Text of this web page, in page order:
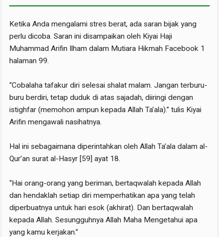
Ketika Anda mengalami stres berat, ada saran bijak yang
perlu dicoba. Saran ini disampaikan oleh Kiyai Haji
Muhammad Arifin Ilham dalam Mutiara Hikmah Facebook 1
halaman 99.
“Cobalaha tafakur diri selesai shalat malam. Jangan terburu-
buru berdiri, tetap duduk di atas sajadah, diiringi dengan
istighfar (memohon ampun kepada Allah Ta’ala).” tulis Kiyai
Arifin mengawali nasihatnya.
Hal ini sebagaimana diperintahkan oleh Allah Ta’ala dalam al-
Qur’an surat al-Hasyr [59] ayat 18.
“Hai orang-orang yang beriman, bertaqwalah kepada Allah
dan hendaklah setiap diri memperhatikan apa yang telah
diperbuatnya untuk hari esok (akhirat). Dan bertaqwalah
kepada Allah. Sesungguhnya Allah Maha Mengetahui apa
yang kamu kerjakan.”